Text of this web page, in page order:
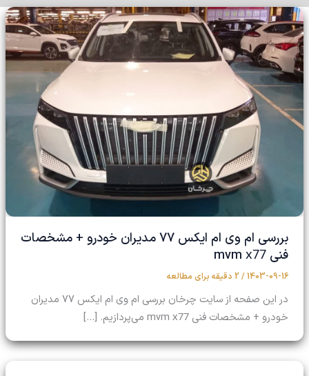
بررسی ام وی ام ایکس 77 مدیران خودرو + مشخصات
فنی mvm x77
1403-09-16
/ 2 دقیقه برای مطالعه
در این صفحه از سایت چرخان بررسی ام وی ام ایکس 77 مدیران
خودرو + مشخصات فنی mvm x77 می‌پردازیم. […]